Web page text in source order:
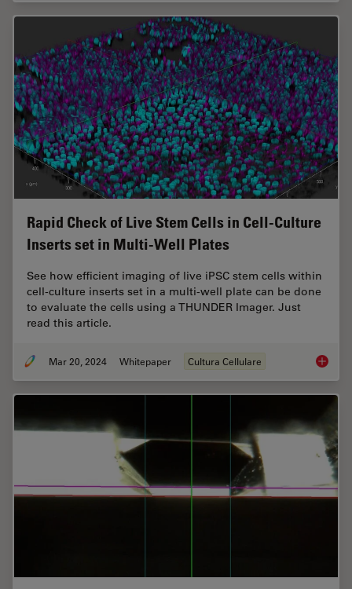
Rapid Check of Live Stem Cells in Cell-Culture
Inserts set in Multi-Well Plates
See how efficient imaging of live iPSC stem cells within
cell-culture inserts set in a multi-well plate can be done
to evaluate the cells using a THUNDER Imager. Just
read this article.
Mar 20, 2024 Whitepaper Cultura Cellulare Rapid